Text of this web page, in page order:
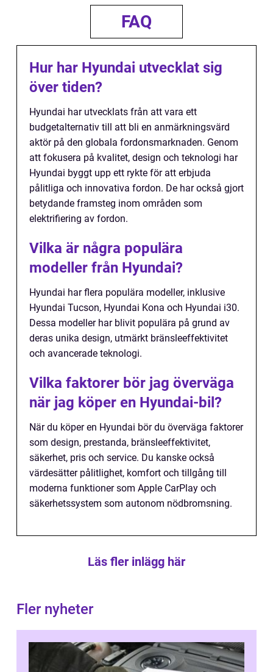
FAQ
Hur har Hyundai utvecklat sig
över tiden?
Hyundai har utvecklats från att vara ett
budgetalternativ till att bli en anmärkningsvärd
aktör på den globala fordonsmarknaden. Genom
att fokusera på kvalitet, design och teknologi har
Hyundai byggt upp ett rykte för att erbjuda
pålitliga och innovativa fordon. De har också gjort
betydande framsteg inom områden som
elektrifiering av fordon.
Vilka är några populära
modeller från Hyundai?
Hyundai har flera populära modeller, inklusive
Hyundai Tucson, Hyundai Kona och Hyundai i30.
Dessa modeller har blivit populära på grund av
deras unika design, utmärkt bränsleeffektivitet
och avancerade teknologi.
Vilka faktorer bör jag överväga
när jag köper en Hyundai-bil?
När du köper en Hyundai bör du överväga faktorer
som design, prestanda, bränsleeffektivitet,
säkerhet, pris och service. Du kanske också
värdesätter pålitlighet, komfort och tillgång till
moderna funktioner som Apple CarPlay och
säkerhetssystem som autonom nödbromsning.
Läs fler inlägg här
Fler nyheter